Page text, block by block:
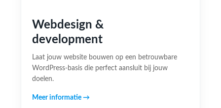
Webdesign &
development
Laat jouw website bouwen op een betrouwbare
WordPress-basis die perfect aansluit bij jouw
doelen.
Meer informatie →